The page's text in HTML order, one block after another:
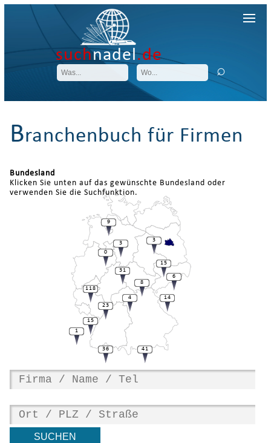
suchnadel.de
Branchenbuch für Firmen
Bundesland
Klicken Sie unten auf das gewünschte Bundesland oder
verwenden Sie die Suchfunktion.
14
6
118
15
8
3
3
9
0
31
1
23
15
36
4
41